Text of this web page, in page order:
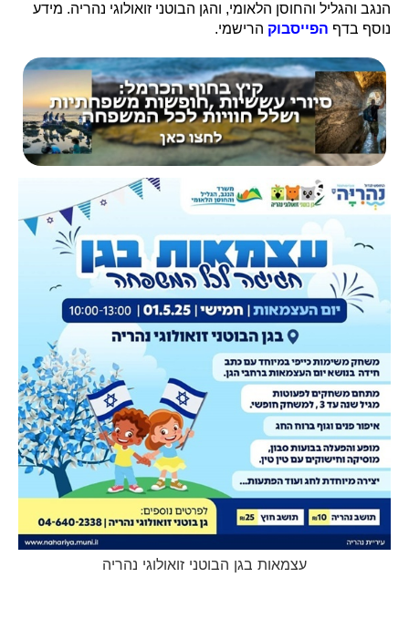
הנגב והגליל והחוסן הלאומי, והגן הבוטני זואולוגי נהריה. מידע
נוסף בדף הפייסבוק הרישמי.
עצמאות בגן הבוטני זואולוגי נהריה